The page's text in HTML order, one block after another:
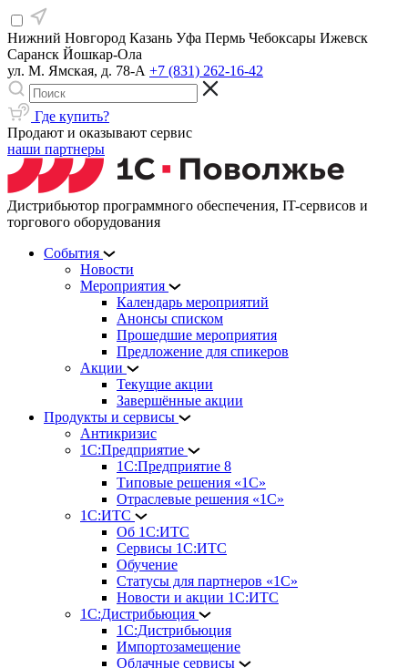
Нижний Новгород Казань Уфа Пермь Чебоксары Ижевск
Саранск Йошкар-Ола
ул. М. Ямская, д. 78-А +7 (831) 262-16-42
Где купить?
Продают и оказывают сервис
наши партнеры
Дистрибьютор программного обеспечения, IT-сервисов и
торгового оборудования
События
Новости
Мероприятия
Календарь мероприятий
Анонсы списком
Прошедшие мероприятия
Предложение для спикеров
Акции
Текущие акции
Завершённые акции
Продукты и сервисы
Антикризис
1С:Предприятие
1С:Предприятие 8
Типовые решения «1С»
Отраслевые решения «1С»
1С:ИТС
Об 1С:ИТС
Сервисы 1С:ИТС
Обучение
Статусы для партнеров «1С»
Новости и акции 1С:ИТС
1С:Дистрибьюция
1С:Дистрибьюция
Импортозамещение
Облачные сервисы